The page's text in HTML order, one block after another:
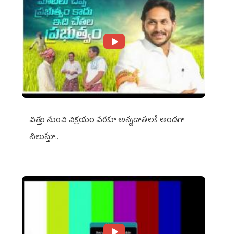
విత్తు నుంచి విక్రయం వరకూ అన్నదాతలకి అండగా
నిలుస్తూ..